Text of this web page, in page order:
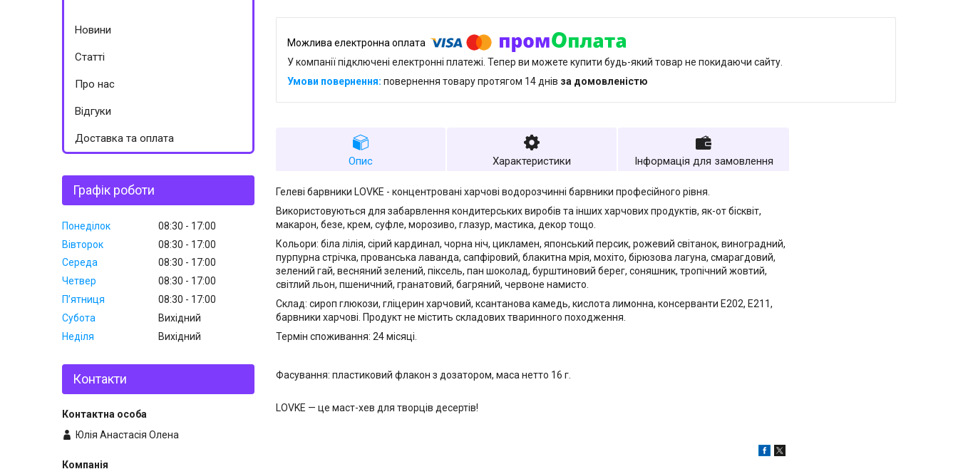
У компанії підключені електронні платежі. Тепер ви можете купити будь-який товар не покидаючи сайту.
повернення товару протягом 14 днів за домовленістю
Опис Характеристики Інформація для замовлення
Гелеві барвники LOVKE - концентровані харчові водорозчинні барвники професійного рівня.
Використовуються для забарвлення кондитерських виробів та інших харчових продуктів, як-от бісквіт,
макарон, безе, крем, суфле, морозиво, глазур, мастика, декор тощо.
Кольори: біла лілія, сірий кардинал, чорна ніч, цикламен, японський персик, рожевий світанок, виноградний,
пурпурна стрічка, прованська лаванда, сапфіровий, блакитна мрія, мохіто, бірюзова лагуна, смарагдовий,
зелений гай, весняний зелений, піксель, пан шоколад, бурштиновий берег, соняшник, тропічний жовтий,
світлий льон, пшеничний, гранатовий, багряний, червоне намисто.
Склад: сироп глюкози, гліцерин харчовий, ксантанова камедь, кислота лимонна, консерванти Е202, Е211,
барвники харчові. Продукт не містить складових тваринного походження.
Термін споживання: 24 місяці.
Фасування: пластиковий флакон з дозатором, маса нетто 16 г.
LOVKE — це маст-хев для творців десертів!
Новини
Статті
Про нас
Відгуки
Доставка та оплата
Графік роботи
Понеділок 08:30
17:00
Вівторок
08:30
17:00
Середа
08:30
17:00
Четвер
08:30
17:00
Пʼятниця
08:30
17:00
Субота
Вихідний
Неділя
Вихідний
Контакти
Юлія Анастасія Олена